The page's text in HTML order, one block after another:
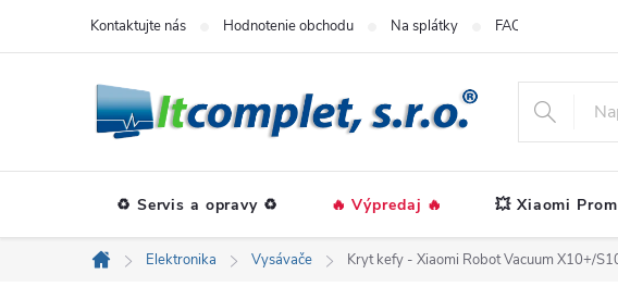
Kontaktujte nás Hodnotenie obchodu Na splátky FAQ
♻️ Servis a opravy ♻️ 🔥 Výpredaj 🔥 💥 Xiaomi
Domov
Elektronika Vysávače Kryt kefy - Xiaomi Robot Vacuum X10+/